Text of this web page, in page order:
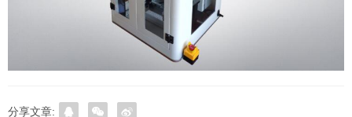
分享文章: